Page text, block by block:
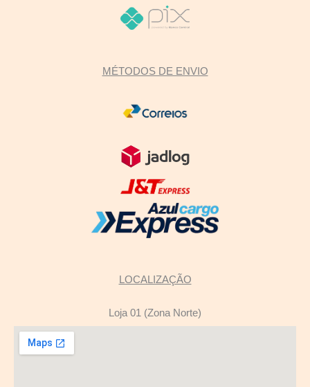
MÉTODOS DE ENVIO
LOCALIZAÇÃO
Loja 01 (Zona Norte)